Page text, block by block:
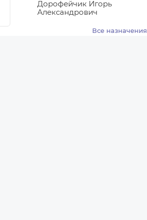
Дорофейчик Игорь
Александрович
Все назначения